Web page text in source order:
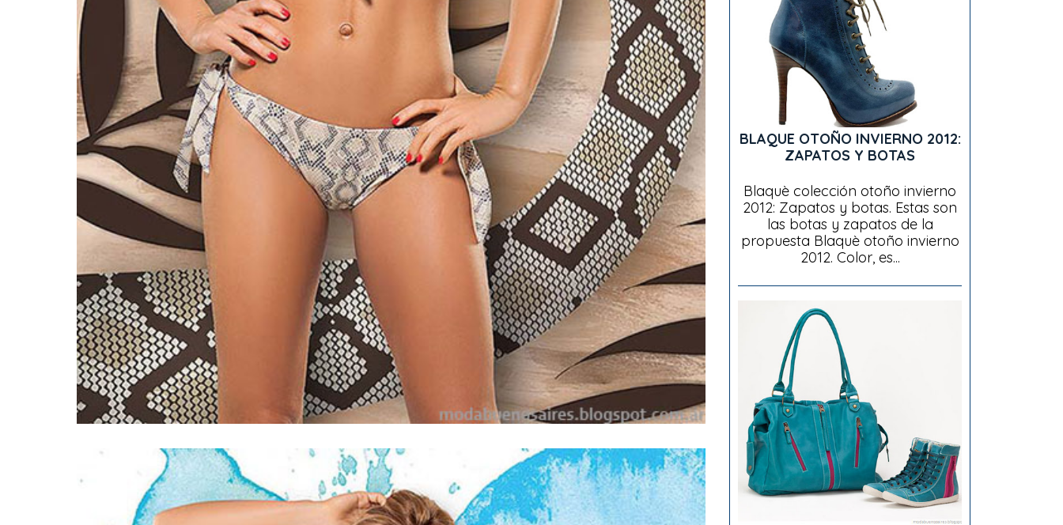
BLAQUE OTOÑO INVIERNO 2012:
ZAPATOS Y BOTAS
Blaquè colección otoño invierno
2012: Zapatos y botas. Estas son
las botas y zapatos de la
propuesta Blaquè otoño invierno
2012. Color, es...